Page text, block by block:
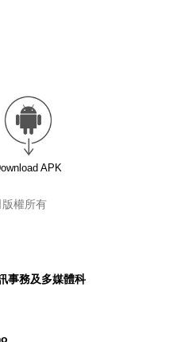
APK
權所有
事務及多媒體科